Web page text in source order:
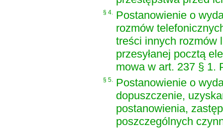
§ 4.
Postanowienie o
rozmów
treści innych rozmów
przesyłanej pocztą
mowa w art. 237 § 1.
§ 5.
Postanowienie o
dopuszczenie,
postanowienia,
poszczególnych